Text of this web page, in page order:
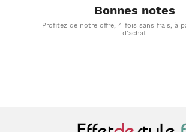
Bonnes notes
Profitez de notre offre, 4 fois sans frais, à
d'achat